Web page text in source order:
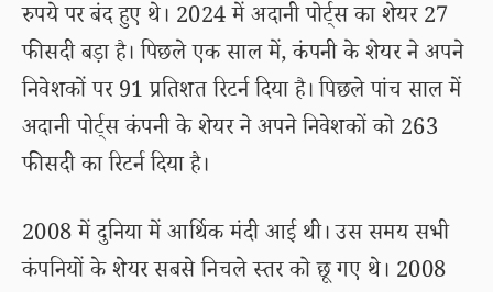
रुपये पर बंद हुए थे। 2024 में अदानी पोर्ट्स का शेयर 27
फीसदी बड़ा है। पिछले एक साल में, कंपनी के शेयर ने अपने
निवेशकों पर 91 प्रतिशत रिटर्न दिया है। पिछले पांच साल में
अदानी पोर्ट्स कंपनी के शेयर ने अपने निवेशकों को 263
फीसदी का रिटर्न दिया है।
2008 में दुनिया में आर्थिक मंदी आई थी। उस समय सभी
कंपनियों के शेयर सबसे निचले स्तर को छू गए थे। 2008